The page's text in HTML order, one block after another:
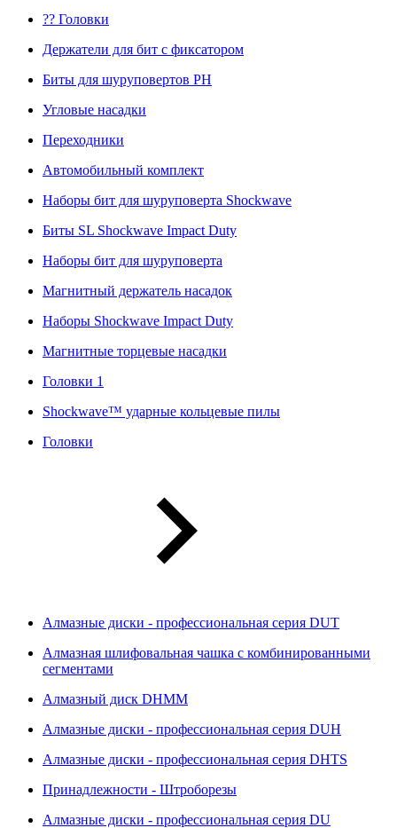
?? Головки
Держатели для бит с фиксатором
Биты для шуруповертов PH
Угловые насадки
Переходники
Автомобильный комплект
Наборы бит для шуруповерта Shockwave
Биты SL Shockwave Impact Duty
Наборы бит для шуруповерта
Магнитный держатель насадок
Наборы Shockwave Impact Duty
Магнитные торцевые насадки
Головки 1
Shockwave™ ударные кольцевые пилы
Головки
Алмазные диски - профессиональная серия DUT
Алмазная шлифовальная чашка с комбинированными
сегментами
Алмазный диск DHMM
Алмазные диски - профессиональная серия DUH
Алмазные диски - профессиональная серия DHTS
Принадлежности - Штроборезы
Алмазные диски - профессиональная серия DU